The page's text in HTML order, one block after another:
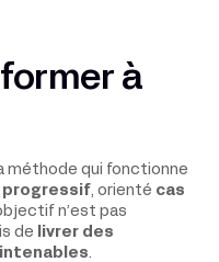
à
méthode qui fonctionne
progressif, orienté cas
n’est pas
de
livrer des
.